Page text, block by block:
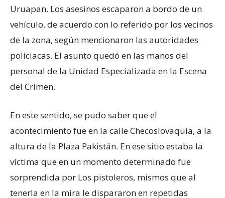
Uruapan. Los asesinos escaparon a bordo de un
vehículo, de acuerdo con lo referido por los vecinos
de la zona, según mencionaron las autoridades
policiacas. El asunto quedó en las manos del
personal de la Unidad Especializada en la Escena
del Crimen.
En este sentido, se pudo saber que el
acontecimiento fue en la calle Checoslovaquia, a la
altura de la Plaza Pakistán. En ese sitio estaba la
víctima que en un momento determinado fue
sorprendida por Los pistoleros, mismos que al
tenerla en la mira le dispararon en repetidas